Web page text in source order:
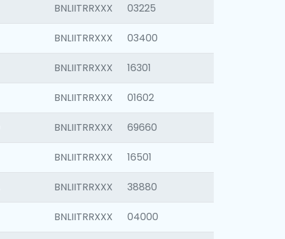
BNLIITRRXXX 03225
BNLIITRRXXX 03400
BNLIITRRXXX 16301
BNLIITRRXXX 01602
BNLIITRRXXX 69660
BNLIITRRXXX 16501
BNLIITRRXXX 38880
BNLIITRRXXX 04000